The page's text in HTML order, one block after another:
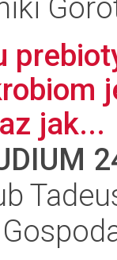
jak...